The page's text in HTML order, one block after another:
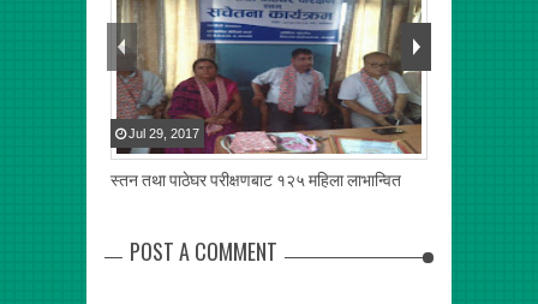
स्तन तथा पाठेघर परीक्षणबाट १२५ महिला लाभान्वित
Jul 29 2017
POST A COMMENT